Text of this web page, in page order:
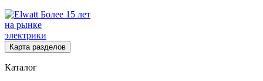
Более 15 лет
на рынке
электрики
Карта разделов
Каталог